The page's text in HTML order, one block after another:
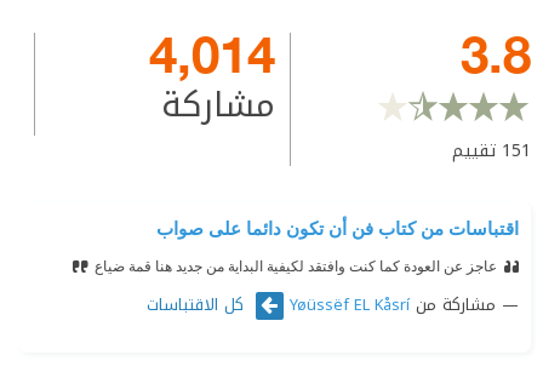
3.8
151 تقييم
4,014
مشاركة
اقتباسات من كتاب فن أن تكون دائما على صواب
عاجز عن العودة كما كنت وافتقد لكيفية البداية من جديد هنا قمة ضياع
مشاركة من Yøüssëf EL Kåsrí كل الاقتباسات